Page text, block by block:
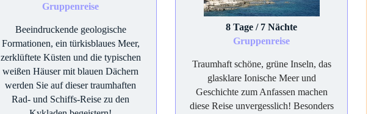
Gruppenreise
Beeindruckende geologische
Formationen, ein türkisblaues Meer,
zerklüftete Küsten und die typischen
weißen Häuser mit blauen Dächern
werden Sie auf dieser traumhaften
Rad- und Schiffs-Reise zu den
8 Tage / 7 Nächte
Gruppenreise
Traumhaft schöne, grüne Inseln, das
glasklare Ionische Meer und
Geschichte zum Anfassen machen
diese Reise unvergesslich! Besonders